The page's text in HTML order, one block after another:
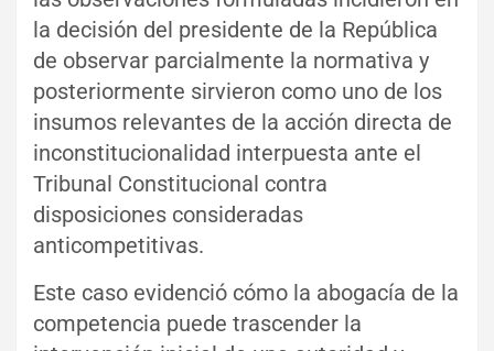
la decisión del presidente de la República
de observar parcialmente la normativa y
posteriormente sirvieron como uno de los
insumos relevantes de la acción directa de
inconstitucionalidad interpuesta ante el
Tribunal Constitucional contra
disposiciones consideradas
anticompetitivas.
Este caso evidenció cómo la abogacía de la
competencia puede trascender la